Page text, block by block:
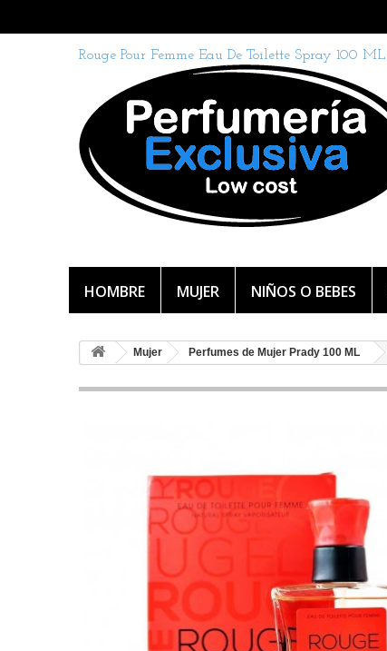
Rouge Pour Femme Eau De Toilette Spray 100 ML
HOMBRE MUJER NIÑOS O BEBES
Mujer Perfumes de Mujer Prady 100 ML